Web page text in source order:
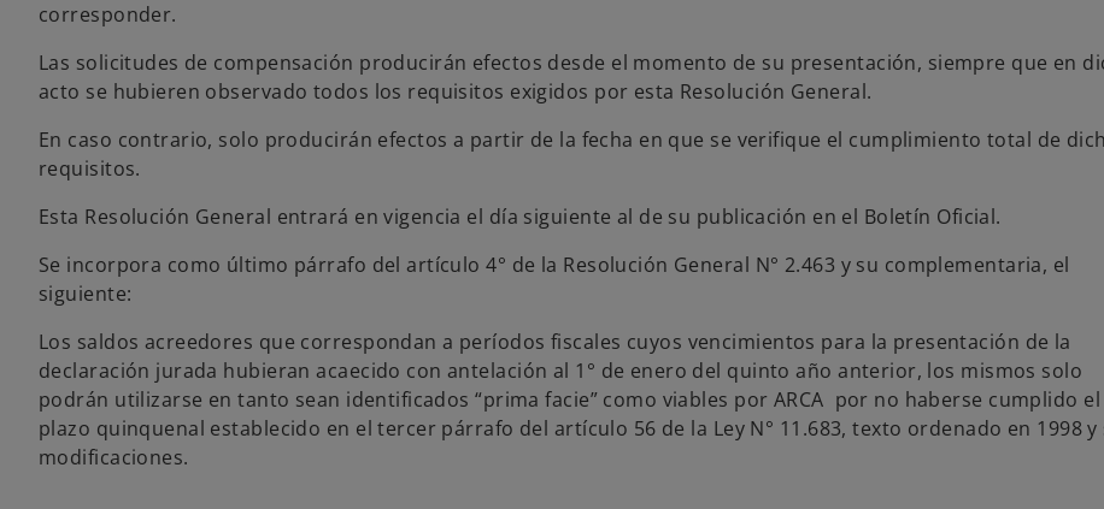
corresponder.
Las solicitudes de compensación producirán efectos desde el momento de su presentación, siempre que en
acto se hubieren observado todos los requisitos exigidos por esta Resolución General.
En caso contrario, solo producirán efectos a partir de la fecha en que se verifique el cumplimiento total de
requisitos.
Esta Resolución General entrará en vigencia el día siguiente al de su publicación en el Boletín Oficial.
Se incorpora como último párrafo del artículo 4° de la Resolución General N° 2.463 y su complementaria, el
siguiente:
Los saldos acreedores que correspondan a períodos fiscales cuyos vencimientos para la presentación de la
declaración jurada hubieran acaecido con antelación al 1° de enero del quinto año anterior, los mismos solo
podrán utilizarse en tanto sean identificados “prima facie” como viables por ARCA por no haberse cumplido el
plazo quinquenal establecido en el tercer párrafo del artículo 56 de la Ley N° 11.683, texto ordenado en 1998 y
modificaciones.